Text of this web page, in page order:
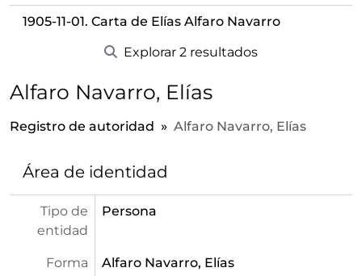
1905-11-01. Carta de Elías Alfaro Navarro
Explorar 2 resultados
Alfaro Navarro, Elías
Registro de autoridad Alfaro Navarro, Elías
Área de identidad
Tipo de
entidad
Persona
Forma
Alfaro Navarro, Elías